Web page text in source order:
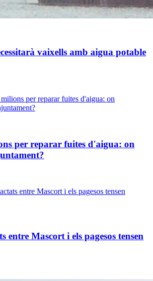
vaixells amb aigua potable
per reparar fuites d'aigua: on
entre Mascort i els pagesos tensen